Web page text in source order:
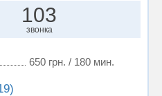
103
звонка
650 грн. / 180 мин.